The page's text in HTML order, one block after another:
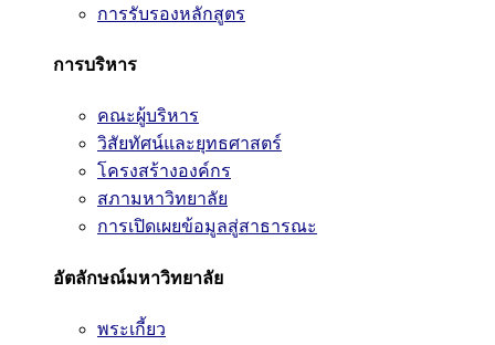
การรับรองหลักสูตร
การบริหาร
คณะผู้บริหาร
วิสัยทัศน์และยุทธศาสตร์
โครงสร้างองค์กร
สภามหาวิทยาลัย
การเปิดเผยข้อมูลสู่สาธารณะ
อัตลักษณ์มหาวิทยาลัย
พระเกี้ยว